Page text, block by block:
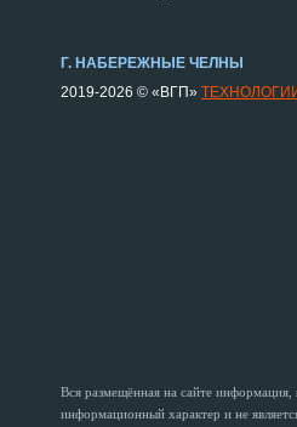
Г. НАБЕРЕЖНЫЕ ЧЕЛНЫ
2019-2026 © «ВГП»
Вся размещённая на сайте
информационный характер и не